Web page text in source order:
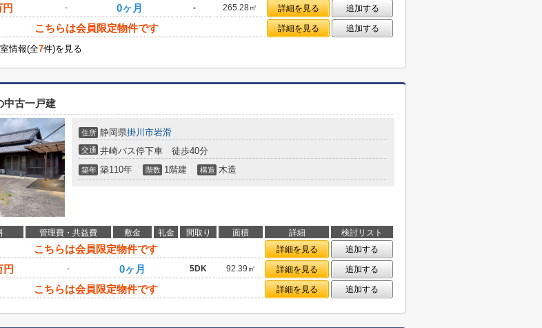
- 0ヶ月 - 265.28㎡ 詳細を見る 追加する
こちらは会員限定物件です 詳細を見る 追加する
情報(全7件)を見る
中古一戸建
住所 静岡県掛川市岩滑
交通 井崎バス停下車 徒歩40分
築年 築110年 階数 1階建 構造 木造
管理費・共益費 敷金 礼金 間取り 面積 詳細 検討リスト
こちらは会員限定物件です 詳細を見る
追加する
円 - 0ヶ月 5DK 92.39㎡ 詳細を見る 追加する
こちらは会員限定物件です 詳細を見る 追加する